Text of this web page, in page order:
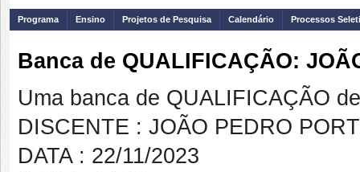
Programa Ensino Projetos de Pesquisa Calendário Processos
Banca de QUALIFICAÇÃO:
Uma banca de QUALIFICAÇÃO
DISCENTE : JOÃO PEDRO
DATA : 22/11/2023